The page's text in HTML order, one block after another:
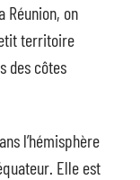
Réunion, on
territoire
des côtes
l’hémisphère
Elle est